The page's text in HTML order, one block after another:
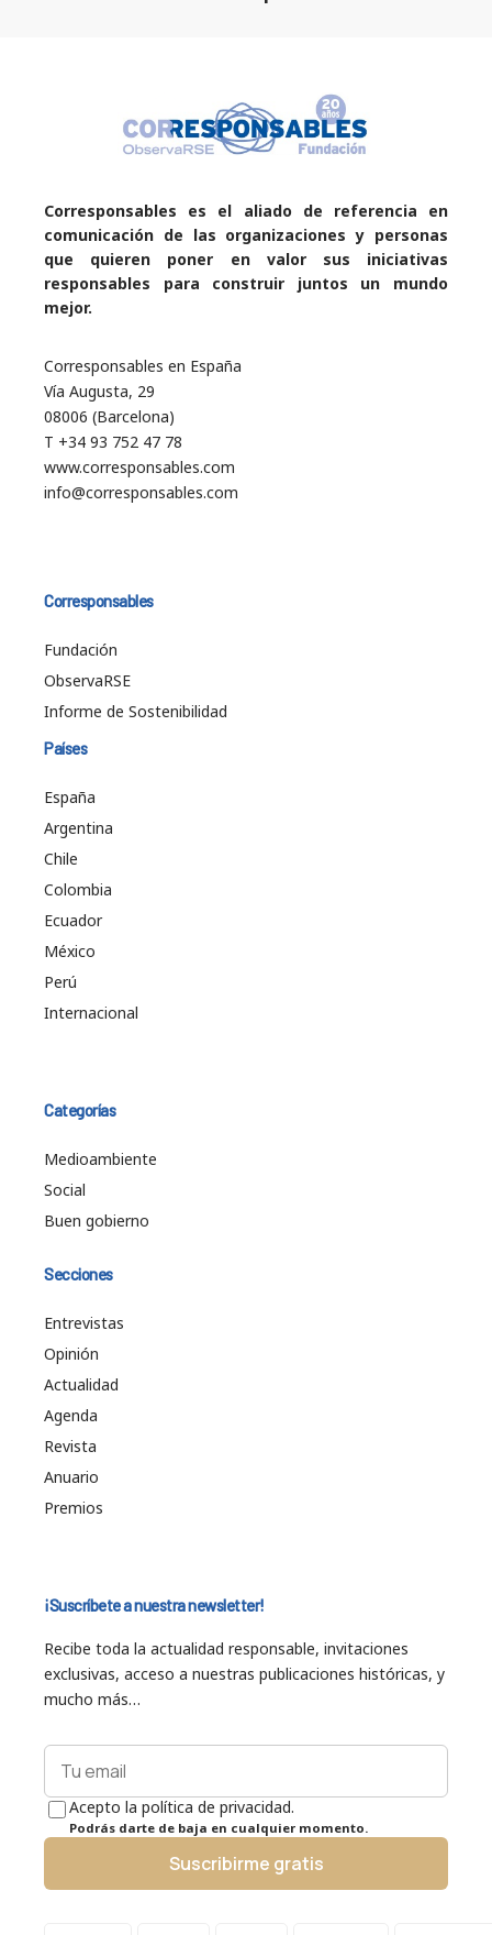
Corresponsables es el aliado de referencia en
comunicación de las organizaciones y personas
que quieren poner en valor sus iniciativas
responsables para construir juntos un mundo
mejor.
Corresponsables en España
Vía Augusta, 29
08006 (Barcelona)
T +34 93 752 47 78
www.corresponsables.com
info@corresponsables.com
Corresponsables
Fundación
ObservaRSE
Informe de Sostenibilidad
Países
España
Argentina
Chile
Colombia
Ecuador
México
Perú
Internacional
Categorías
Medioambiente
Social
Buen gobierno
Secciones
Entrevistas
Opinión
Actualidad
Agenda
Revista
Anuario
Premios
¡Suscríbete a nuestra newsletter!
Recibe toda la actualidad responsable, invitaciones
exclusivas, acceso a nuestras publicaciones históricas, y
mucho más…
Acepto la política de privacidad.
Podrás darte de baja en cualquier momento.
Suscribirme gratis